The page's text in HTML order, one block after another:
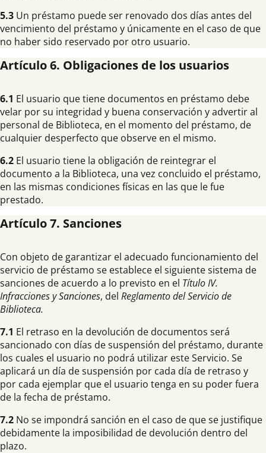
5.3 Un préstamo puede ser renovado dos días antes del
vencimiento del préstamo y únicamente en el caso de que
no haber sido reservado por otro usuario.
Artículo 6. Obligaciones de los usuarios
6.1 El usuario que tiene documentos en préstamo debe
velar por su integridad y buena conservación y advertir al
personal de Biblioteca, en el momento del préstamo, de
cualquier desperfecto que observe en el mismo.
6.2 El usuario tiene la obligación de reintegrar el
documento a la Biblioteca, una vez concluido el préstamo,
en las mismas condiciones físicas en las que le fue
prestado.
Artículo 7. Sanciones
Con objeto de garantizar el adecuado funcionamiento del
servicio de préstamo se establece el siguiente sistema de
sanciones de acuerdo a lo previsto en el Título IV.
Infracciones y Sanciones, del Reglamento del Servicio de
Biblioteca.
7.1 El retraso en la devolución de documentos será
sancionado con días de suspensión del préstamo, durante
los cuales el usuario no podrá utilizar este Servicio. Se
aplicará un día de suspensión por cada día de retraso y
por cada ejemplar que el usuario tenga en su poder fuera
de la fecha de préstamo.
7.2 No se impondrá sanción en el caso de que se justifique
debidamente la imposibilidad de devolución dentro del
plazo.